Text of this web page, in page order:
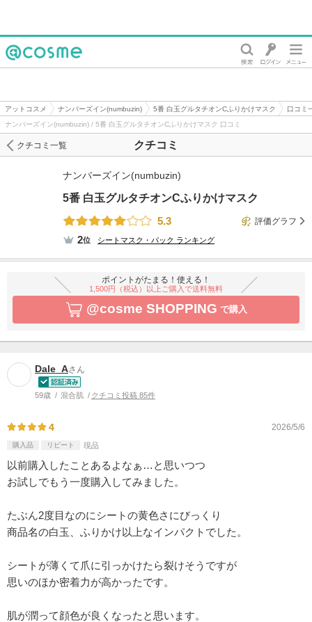
アットコスメ ナンバーズイン(numbuzin) 5番 白玉グルタチオンCふりかけマスク
口コミ
ナンバーズイン(numbuzin) / 5番 白玉グルタチオンCふりかけマスク 口コミ
クチコミ
クチコミ一覧
ナンバーズイン(numbuzin)
5番 白玉グルタチオンCふりかけマスク
5.3
評価グラフ
2位 シートマスク・パック ランキング
ポイントがたまる！使える！
1,500円（税込）以上ご購入で送料無料
@cosme SHOPPING で購入
Dale_Aさん
59歳 混合肌 クチコミ投稿 85件
4 2026/5/6
購入品 リピート 現品
以前購入したことあるよなぁ…と思いつつ
お試しでもう一度購入してみました。
たぶん2度目なのにシートの黄色さにびっくり
商品名の白玉、ふりかけ以上なインパクトでした。
シートが薄くて爪に引っかけたら裂けそうですが
思いのほか密着力が高かったです。
肌が潤って顔色が良くなったと思います。